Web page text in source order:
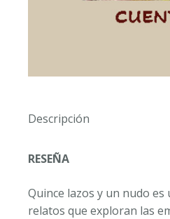
Descripción
RESEÑA
Quince lazos y un nudo es
relatos que exploran las